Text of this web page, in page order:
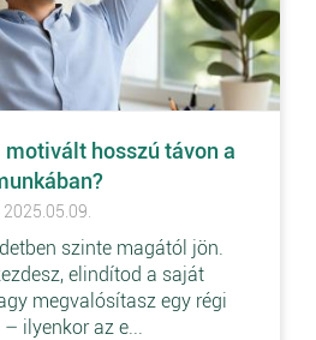
motivált hosszú távon a
2025.05.09.
szinte magától jön.
elindítod a saját
megvalósítasz egy régi
ilyenkor az e...